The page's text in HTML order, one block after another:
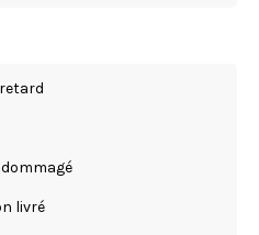
livré